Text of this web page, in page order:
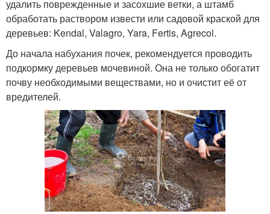
удалить поврежденные и засохшие ветки, а штамб
обработать раствором извести или садовой краской для
деревьев: Kendal, Valagro, Yara, Fertis, Agrecol.
До начала набухания почек, рекомендуется проводить
подкормку деревьев мочевиной. Она не только обогатит
почву необходимыми веществами, но и очистит её от
вредителей.